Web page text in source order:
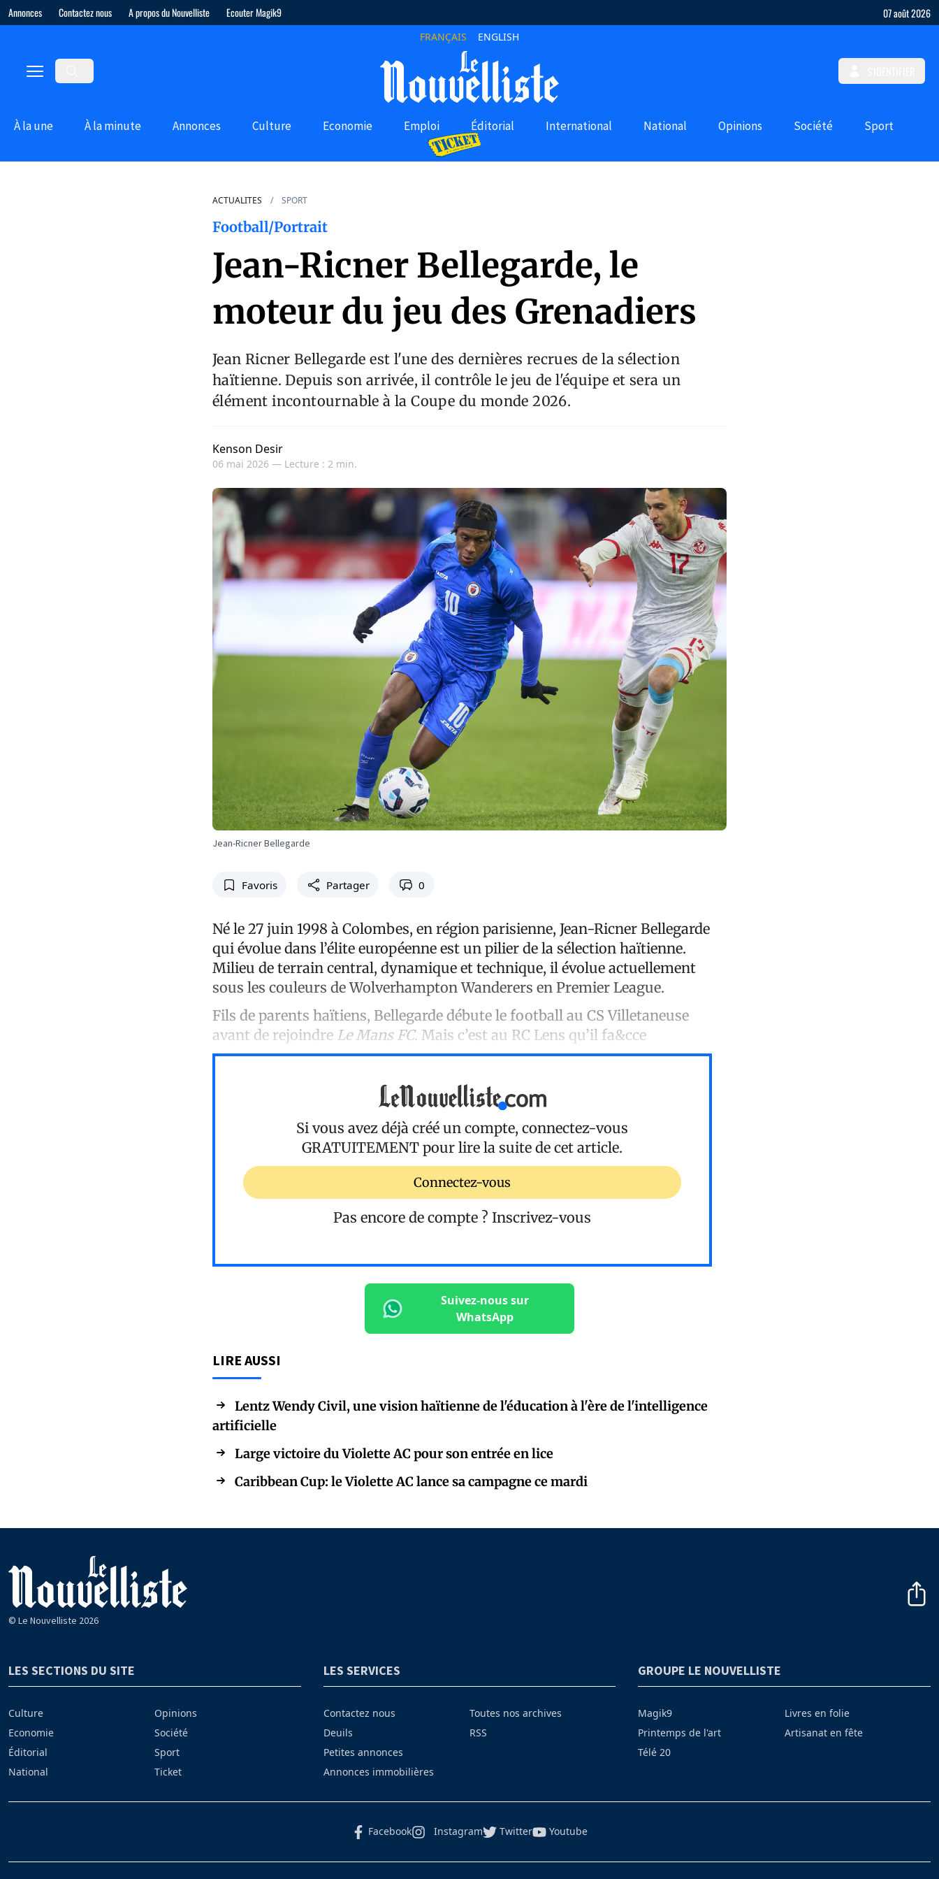
Annonces Contactez nous A propos du Nouvelliste Ecouter Magik9 07 août 2026
FRANÇAIS ENGLISH
À la une À la minute Annonces Culture Economie Emploi Éditorial International National Opinions Société Sport
ACTUALITES SPORT
Football/Portrait
Jean-Ricner Bellegarde, le
moteur du jeu des Grenadiers
Jean Ricner Bellegarde est l'une des dernières recrues de la sélection
haïtienne. Depuis son arrivée, il contrôle le jeu de l'équipe et sera un
élément incontournable à la Coupe du monde 2026.
Kenson Desir
06 mai 2026 — Lecture : 2 min.
Jean-Ricner Bellegarde
Favoris Partager 0
Né le 27 juin 1998 à Colombes, en région parisienne, Jean-Ricner Bellegarde
qui évolue dans l’élite européenne est un pilier de la sélection haïtienne.
Milieu de terrain central, dynamique et technique, il évolue actuellement
sous les couleurs de Wolverhampton Wanderers en Premier League.
Fils de parents haïtiens, Bellegarde débute le football au CS Villetaneuse
avant de rejoindre Le Mans FC. Mais c’est au RC Lens qu’il fa&cce
Si vous avez déjà créé un compte, connectez-vous
GRATUITEMENT pour lire la suite de cet article.
Connectez-vous
Pas encore de compte ? Inscrivez-vous
Suivez-nous sur
WhatsApp
LIRE AUSSI
Lentz Wendy Civil, une vision haïtienne de l'éducation à l'ère de l'intelligence
artificielle
Large victoire du Violette AC pour son entrée en lice
Caribbean Cup: le Violette AC lance sa campagne ce mardi
© Le Nouvelliste 2026
LES SECTIONS DU SITE
Culture
Economie
Éditorial
National
Opinions
Société
Sport
Ticket
LES SERVICES
Contactez nous
Deuils
Petites annonces
Annonces immobilières
Toutes nos archives
RSS
GROUPE LE NOUVELLISTE
Magik9
Printemps de l'art
Télé 20
Livres en folie
Artisanat en fête
Facebook Instagram Twitter Youtube